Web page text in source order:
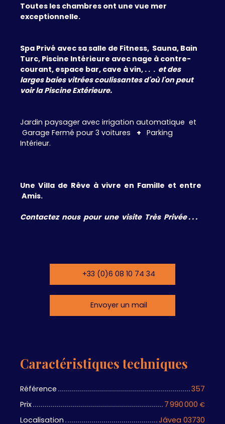
Toutes les chambres ont une vue mer
exceptionnelle.
Spa Privé avec sa salle de Fitness, Sauna, Bain
Turc, Piscine Intérieure avec nage à contre-
courant, espace bar, cave à vin, . . . et des
larges baies vitrées coulissantes d'où l'on peut
voir la Piscine Extérieure.
Jardin paysager avec irrigation automatique et
Garage Fermé pour 3 voitures + Parking
Intérieur.
Une Villa de Rêve à vivre en Famille et entre
Amis.
Contactez nous pour une visite Très Privée . . .
+33 (0)6 08 10 74 34
Envoyer un mail
Caractéristiques techniques
Référence
357
Prix
7 990 000 €
Localisation Jávea 03730